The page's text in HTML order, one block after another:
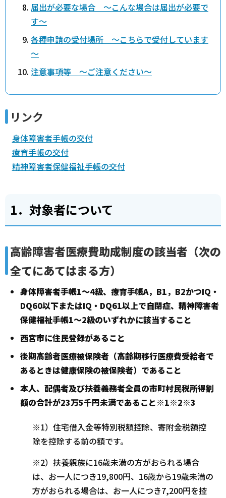
届出が必要な場合 ～こんな場合は届出が必要で
す～
各種申請の受付場所 ～こちらで受付しています
～
注意事項等 ～ご注意ください～
リンク
身体障害者手帳の交付
療育手帳の交付
精神障害者保健福祉手帳の交付
1．対象者について
高齢障害者医療費助成制度の該当者（次の
全てにあてはまる方）
身体障害者手帳1～4級、療育手帳A，B1，B2かつIQ・
DQ60以下またはIQ・DQ61以上で自閉症、精神障害者
保健福祉手帳1～2級のいずれかに該当すること
西宮市に住民登録があること
後期高齢者医療被保険者（高齢期移行医療費受給者で
あるときは健康保険の被保険者）であること
本人、配偶者及び扶養義務者全員の市町村民税所得割
額の合計が23万5千円未満であること※1※2※3
※1）住宅借入金等特別税額控除、寄附金税額控
除を控除する前の額です。
※2）扶養親族に16歳未満の方がおられる場合
は、お一人につき19,800円、16歳から19歳未満の
方がおられる場合は、お一人につき7,200円を控